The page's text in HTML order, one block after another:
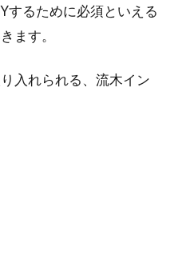
するために必須といえる
ます。
入れられる、流木イン